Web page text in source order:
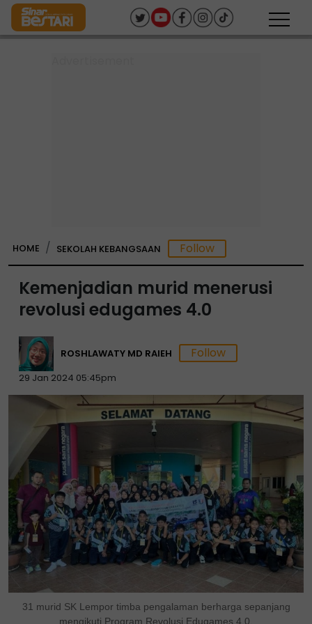
HOME SEKOLAH KEBANGSAAN
Kemenjadian murid menerusi
revolusi edugames 4.0
ROSHLAWATY MD RAIEH
29 Jan 2024 05:45pm
31 murid SK Lempor timba pengalaman berharga sepanjang
mengikuti Program Revolusi Edugames 4.0.